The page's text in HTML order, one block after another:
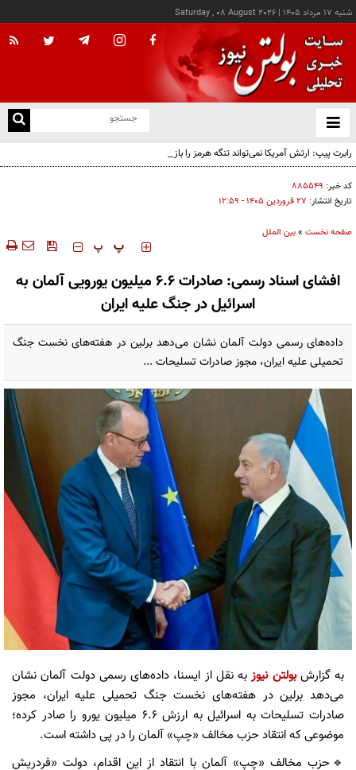
شنبه ۱۷ مرداد ۱۴۰۵ |
Saturday , 08 August 2026
باز
و
رابرت پیپ: ارتش آمریکا نمی‌تواند تنگه هرمز را باز کند
کد خبر: ۸۸۵۵۴۹
تاریخ انتشار: ۲۷ فروردين ۱۴۰۵ - ۱۲:۵۹
صفحه نخست »بین الملل
‍‍‍ پ پ
افشای اسناد رسمی: صادرات 6.6 میلیون یورویی آلمان به
اسرائیل در جنگ علیه ایران
داده‌های رسمی دولت آلمان نشان می‌دهد برلین در هفته‌های نخست جنگ
تحمیلی علیه ایران، مجوز صادرات تسلیحات ...
به گزارشبولتن نیوزبه نقل از ایسنا، داده‌های رسمی دولت آلمان نشان
می‌دهد برلین در هفته‌های نخست جنگ تحمیلی علیه ایران، مجوز
صادرات تسلیحات به اسرائیل به ارزش ۶.۶ میلیون یورو را صادر کرده؛
موضوعی که انتقاد حزب مخالف «چپ» آلمان را در پی داشته است.
🔹حزب مخالف «چپ» آلمان با انتقاد از این اقدام، دولت «فردریش